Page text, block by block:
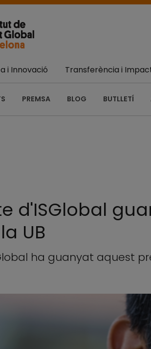
i Innovació Transferència i
PREMSA BLOG BUTLLETÍ
d'ISGlobal
UB
ha guanyat aquest